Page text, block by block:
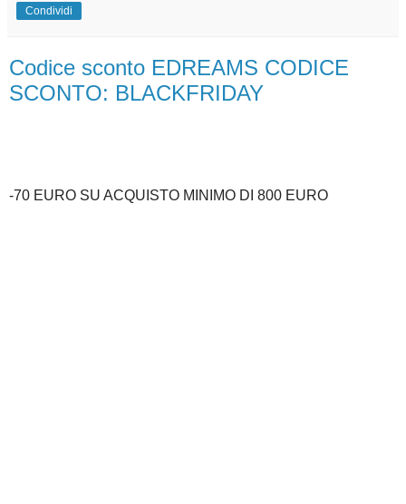
Condividi
Codice sconto EDREAMS CODICE
SCONTO: BLACKFRIDAY
-70 EURO SU ACQUISTO MINIMO DI 800 EURO